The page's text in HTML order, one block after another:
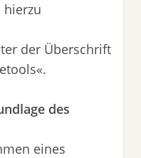
hierzu
der Überschrift
des
eines